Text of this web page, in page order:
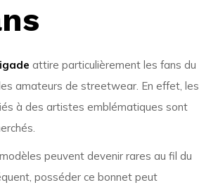
attire particulièrement les fans du
amateurs de streetwear. En effet, les
à des artistes emblématiques sont
peuvent devenir rares au fil du
posséder ce bonnet peut